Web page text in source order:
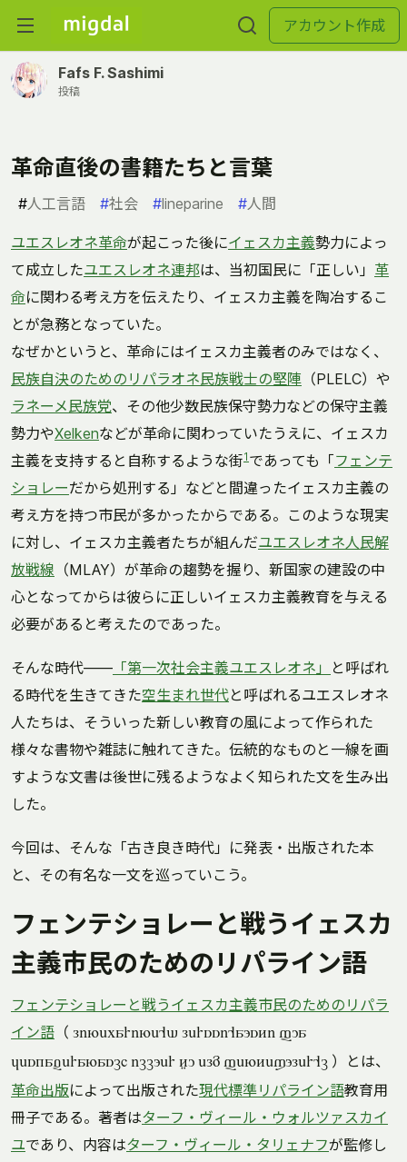
アカウント作成
Fafs F. Sashimi
投稿
革命直後の書籍たちと言葉
#人工言語 #社会 #lineparine #人間
ユエスレオネ革命が起こった後にイェスカ主義勢力によっ
て成立したユエスレオネ連邦は、当初国民に「正しい」 革
命に関わる考え方を伝えたり、イェスカ主義を陶冶するこ
とが急務となっていた。
なぜかというと、革命にはイェスカ主義者のみではなく、
民族自決のためのリパラオネ民族戦士の堅陣 （PLELC）や
ラネーメ民族党、その他少数民族保守勢力などの保守主義
勢力やXelkenなどが革命に関わっていたうえに、イェスカ
主義を支持すると自称するような街1 であっても「フェンテ
ショレーだから処刑する」などと間違ったイェスカ主義の
考え方を持つ市民が多かったからである。このような現実
に対し、イェスカ主義者たちが組んだユエスレオネ人民解
放戦線 （MLAY）が革命の趨勢を握り、新国家の建設の中
心となってからは彼らに正しいイェスカ主義教育を与える
必要があると考えたのであった。
そんな時代―― 「第一次社会主義ユエスレオネ」
と呼ばれ
る時代を生きてきた空生まれ世代と呼ばれるユエスレオネ
人たちは、そういった新しい教育の風によって作られた
様々な書物や雑誌に触れてきた。伝統的なものと一線を画
すような文書は後世に残るようなよく知られた文を生み出
した。
今回は、そんな「古き良き時代」に発表・出版された本
と、その有名な一文を巡っていこう。
フェンテショレーと戦うイェスカ
主義市民のためのリパライン語
フェンテショレーと戦うイェスカ主義市民のためのリパラ
イン語 （ lineparine'd lerssi'aosti fua
jeskaveranasch iccoer zu elm fentexoler'c ）とは、
革命出版によって出版された現代標準リパライン語教育用
冊子である。著者はターフ・ヴィール・ウォルツァスカイ
ユであり、内容はターフ・ヴィール・タリェナフが監修し